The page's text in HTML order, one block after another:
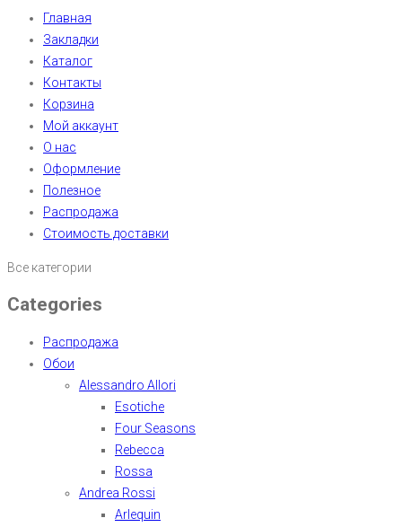
Главная
Закладки
Каталог
Контакты
Корзина
Мой аккаунт
О нас
Оформление
Полезное
Распродажа
Стоимость доставки
Все категории
Categories
Распродажа
Обои
Alessandro Allori
Esotiche
Four Seasons
Rebecca
Rossa
Andrea Rossi
Arlequin